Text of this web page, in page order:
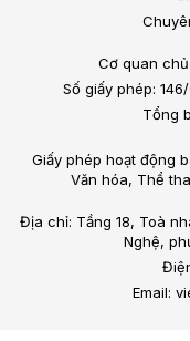
Cơ quan
Số giấy phép:
Tổng
Giấy phép hoạt động
Văn hóa, Thể
Địa chỉ: Tầng 18, Toà
Nghệ,
Email: